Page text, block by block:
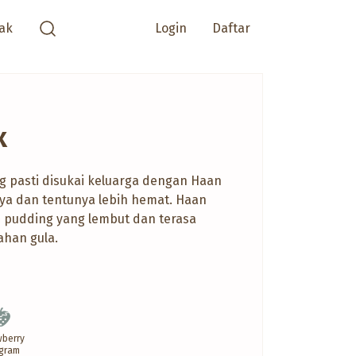
Login Daftar
pasti disukai keluarga dengan Haan
dan tentunya lebih hemat. Haan
yang lembut dan terasa
gula.